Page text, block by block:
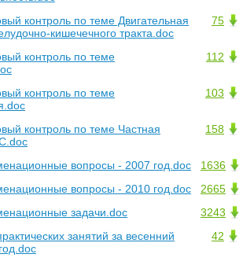
75
контроль по теме Двигательная
кишечечного тракта.doc
112
контроль по теме
103
контроль по теме
158
контроль по теме Частная
1636
вопросы - 2007 год.doc
2665
вопросы - 2010 год.doc
3243
задачи.doc
42
занятий за весенний